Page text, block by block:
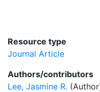
Resource type
Journal Article
Authors/contributors
Lee, Jasmine R.